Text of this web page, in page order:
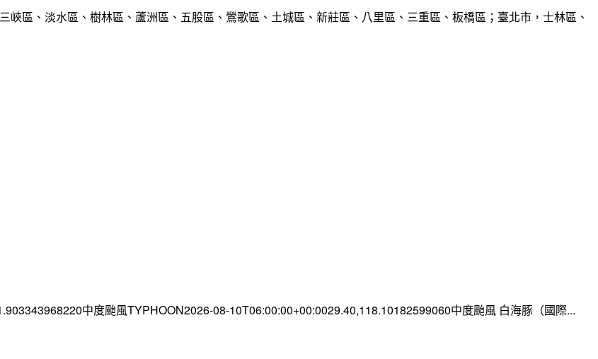
區、淡水區、樹林區、蘆洲區、五股區、鶯歌區、土城區、新莊區、八里區、三重區、板橋區；臺北市，士林區、
中度颱風TYPHOON2026-08-10T06:00:00+00:0029.40,118.10182599060中度颱風 白海豚（國際...